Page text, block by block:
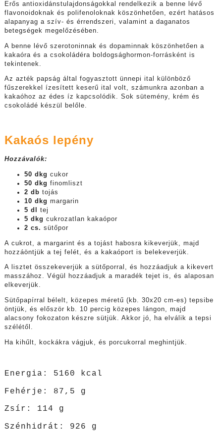
Erős antioxidánstulajdonságokkal rendelkezik a benne lévő
flavonoidoknak és polifenoloknak köszönhetően, ezért hatásos
alapanyag a szív- és érrendszeri, valamint a daganatos
betegségek megelőzésében.
A benne lévő szerotoninnak és dopaminnak köszönhetően a
kakaóra és a csokoládéra boldogsághormon-forrásként is
tekintenek.
Az azték papság által fogyasztott ünnepi ital különböző
fűszerekkel ízesített keserű ital volt, számunkra azonban a
kakaóhoz az édes íz kapcsolódik. Sok sütemény, krém és
csokoládé készül belőle.
Kakaós lepény
Hozzávalók:
50 dkg cukor
50 dkg finomliszt
2 db tojás
10 dkg margarin
5 dl
tej
5 dkg cukrozatlan kakaópor
2 cs. sütőpor
A cukrot, a margarint és a tojást habosra kikeverjük, majd
hozzáöntjük a tej felét, és a kakaóport is belekeverjük.
A lisztet összekeverjük a sütőporral, és hozzáadjuk a kikevert
masszához. Végül hozzáadjuk a maradék tejet is, és alaposan
elkeverjük.
Sütőpapírral bélelt, közepes méretű (kb. 30x20 cm-es) tepsibe
öntjük, és először kb. 10 percig közepes lángon, majd
alacsony fokozaton készre sütjük. Akkor jó, ha elválik a tepsi
szélétől.
Ha kihűlt, kockákra vágjuk, és porcukorral meghintjük.
Energia: 5160 kcal
Fehérje: 87,5 g
Zsír: 114 g
Szénhidrát: 926 g